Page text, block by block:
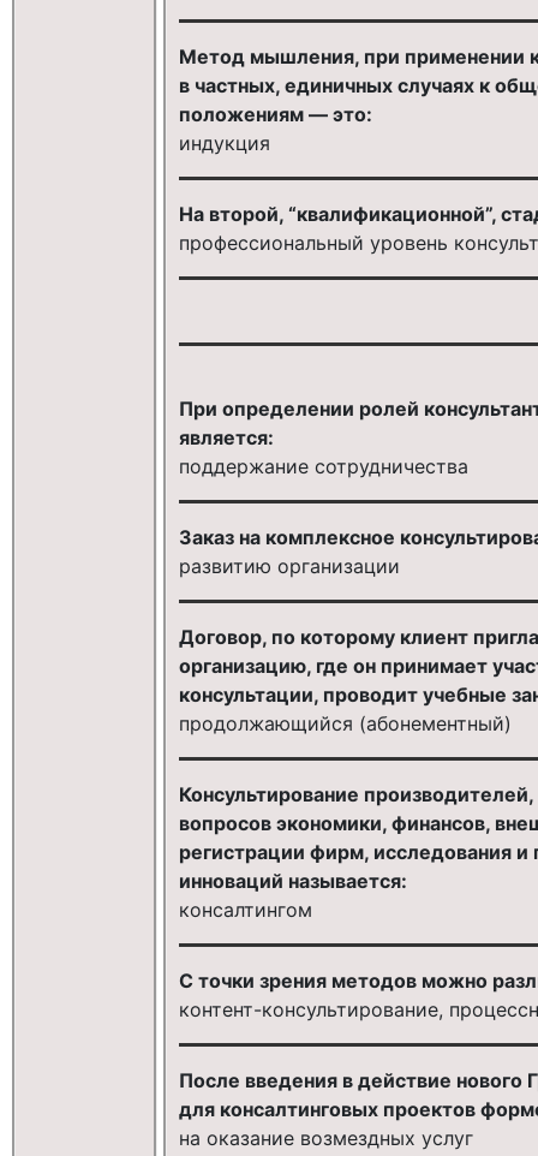
Метод мышления, при применении
в частных, единичных случаях к
положениям — это:
индукция
На второй, “квалификационной”,
профессиональный уровень
При определении ролей
является:
поддержание сотрудничества
Заказ на комплексное
развитию организации
Договор, по которому клиент
организацию, где он принимает
консультации, проводит учебные
продолжающийся (абонементный)
Консультирование
вопросов экономики, финансов,
регистрации фирм, исследования и
инноваций называется:
консалтингом
С точки зрения методов можно
контент-консультирование,
После введения в действие
для консалтинговых проектов
на оказание возмездных услуг